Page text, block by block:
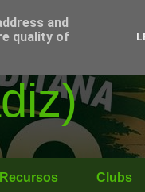
Recursos Clubs
and
quality of